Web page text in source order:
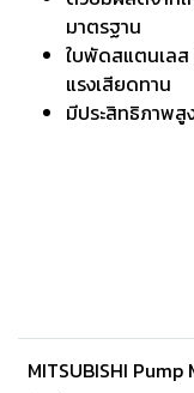
มาตรฐาน
ใบพัดสแตนเล
แรงเสียดทาน
มีประสิทธิภาพสู
MITSUBISHI